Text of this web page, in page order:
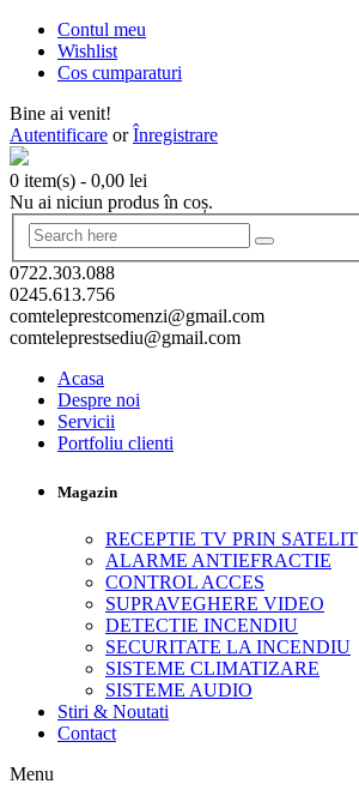
Contul meu
Wishlist
Cos cumparaturi
Bine ai venit!
Autentificare orÎnregistrare
0 item(s) - 0,00 lei
Nu ai niciun produs în coș.
0722.303.088
0245.613.756
comteleprestcomenzi@gmail.com
comteleprestsediu@gmail.com
Acasa
Despre noi
Servicii
Portfoliu clienti
Magazin
RECEPTIE TV PRIN SATELIT
ALARME ANTIEFRACTIE
CONTROL ACCES
SUPRAVEGHERE VIDEO
DETECTIE INCENDIU
SECURITATE LA INCENDIU
SISTEME CLIMATIZARE
SISTEME AUDIO
Stiri & Noutati
Contact
Menu